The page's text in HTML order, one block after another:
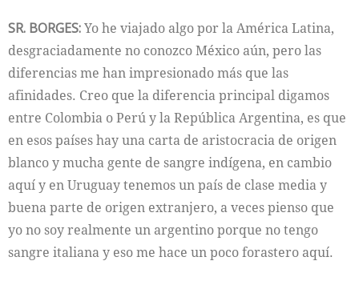
SR. BORGES:Yo he viajado algo por la América Latina,
desgraciadamente no conozco México aún, pero las
diferencias me han impresionado más que las
afinidades. Creo que la diferencia principal digamos
entre Colombia o Perú y la República Argentina, es que
en esos países hay una carta de aristocracia de origen
blanco y mucha gente de sangre indígena, en cambio
aquí y en Uruguay tenemos un país de clase media y
buena parte de origen extranjero, a veces pienso que
yo no soy realmente un argentino porque no tengo
sangre italiana y eso me hace un poco forastero aquí.